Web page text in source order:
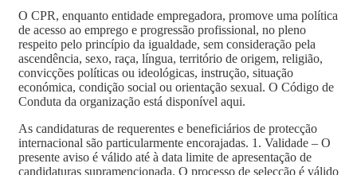
O CPR, enquanto entidade empregadora, promove uma política
de acesso ao emprego e progressão profissional, no pleno
respeito pelo princípio da igualdade, sem consideração pela
ascendência, sexo, raça, língua, território de origem, religião,
convicções políticas ou ideológicas, instrução, situação
económica, condição social ou orientação sexual. O Código de
Conduta da organização está disponível aqui.
As candidaturas de requerentes e beneficiários de protecção
internacional são particularmente encorajadas. 1. Validade – O
presente aviso é válido até à data limite de apresentação de
candidaturas supramencionada. O processo de selecção é válido